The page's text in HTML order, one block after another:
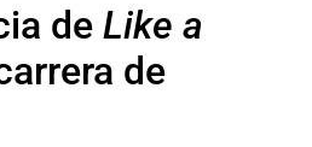
de Like a
de